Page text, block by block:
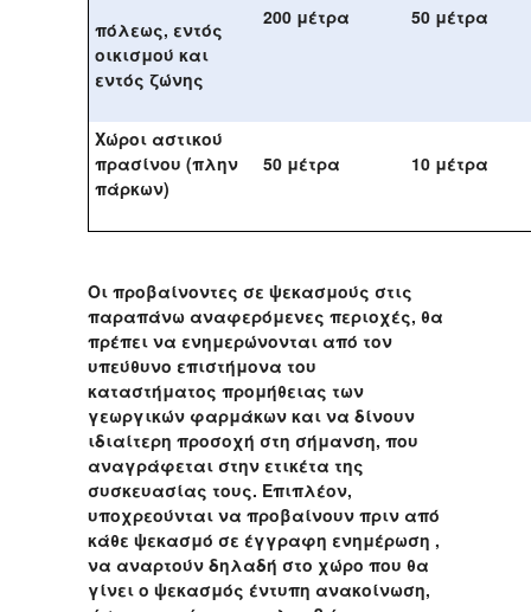
πόλεως, εντός
οικισμού και
εντός ζώνης
200 μέτρα 50 μέτρα
Χώροι αστικού
πρασίνου (πλην
πάρκων)
50 μέτρα 10 μέτρα
Οι προβαίνοντες σε ψεκασμούς στις
παραπάνω αναφερόμενες περιοχές, θα
πρέπει να ενημερώνονται από τον
υπεύθυνο επιστήμονα του
καταστήματος προμήθειας των
γεωργικών φαρμάκων και να δίνουν
ιδιαίτερη προσοχή στη σήμανση, που
αναγράφεται στην ετικέτα της
συσκευασίας τους. Επιπλέον,
υποχρεούνται να προβαίνουν πριν από
κάθε ψεκασμό σε έγγραφη ενημέρωση ,
να αναρτούν δηλαδή στο χώρο που θα
γίνει ο ψεκασμός έντυπη ανακοίνωση,